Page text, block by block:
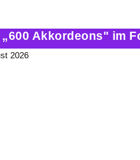
Akkordeons" im
2026